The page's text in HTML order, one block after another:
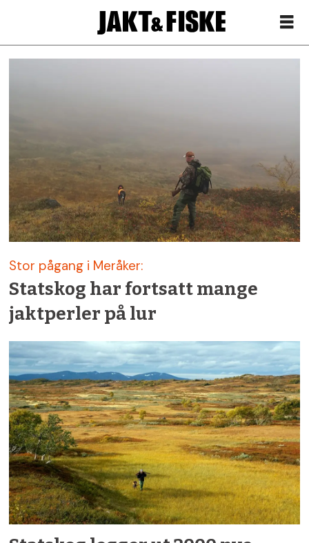
Siste
nytt
om
meraker
brug
–
Jakt
&
Fiske
Stor pågang i Meråker:
Statskog har fortsatt mange
jaktperler på lur